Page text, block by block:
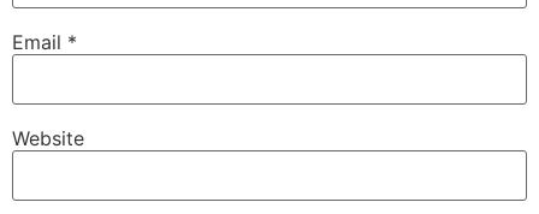
Email *
Website